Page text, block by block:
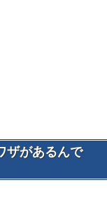
ザがあるんで